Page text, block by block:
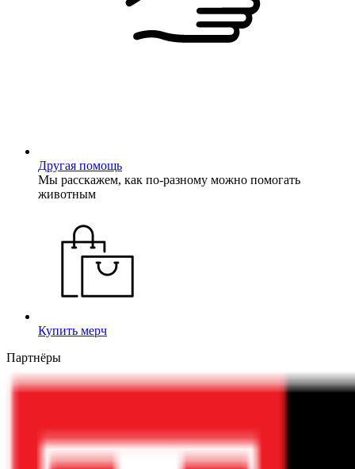
Другая помощь
Мы расскажем, как по-разному можно помогать
животным
Купить мерч
Партнёры